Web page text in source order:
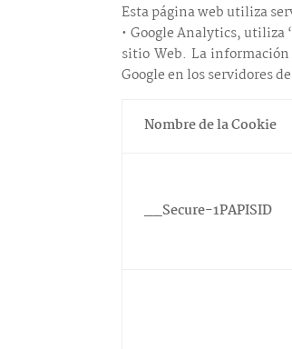
Esta página web utiliza
• Google Analytics, utiliza
sitio Web. La
Google en los servidores
Nombre de la Cookie
__Secure-1PAPISID